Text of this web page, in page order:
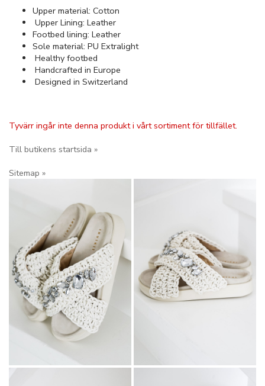
Upper material: Cotton
Upper Lining: Leather
Footbed lining: Leather
Sole material: PU Extralight
Healthy footbed
Handcrafted in Europe
Designed in Switzerland
Tyvärr ingår inte denna produkt i vårt sortiment för tillfället.
Till butikens startsida »
Sitemap »